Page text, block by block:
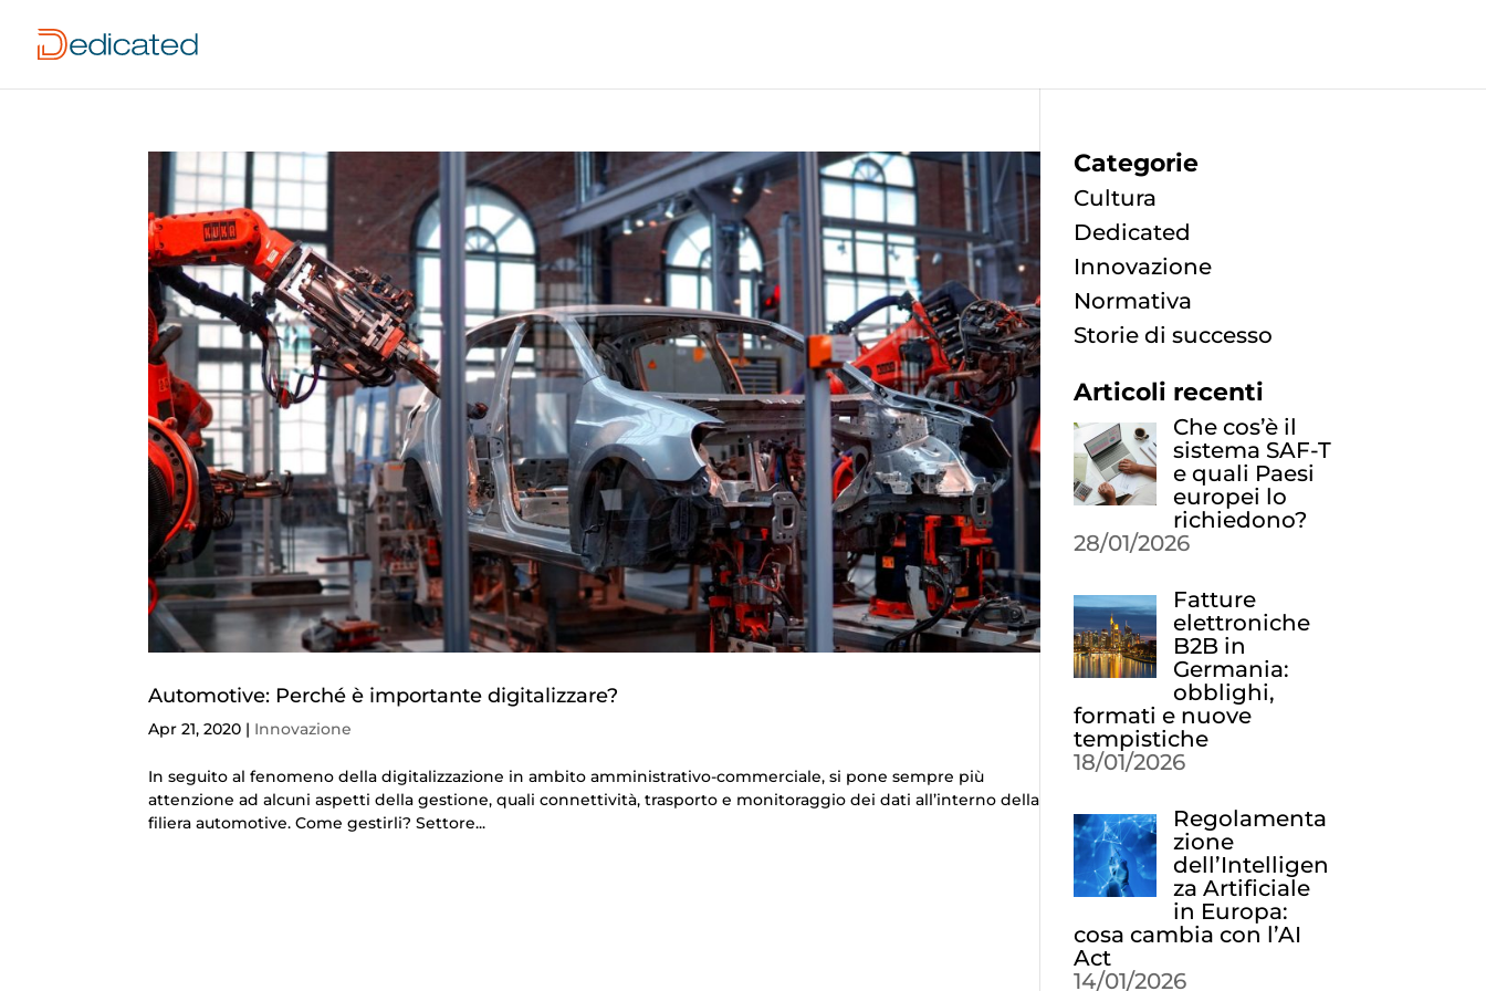
Automotive: Perché è importante digitalizzare?
Apr 21, 2020 | Innovazione
In seguito al fenomeno della digitalizzazione in ambito amministrativo-commerciale, si pone sempre più
attenzione ad alcuni aspetti della gestione, quali connettività, trasporto e monitoraggio dei dati all’interno della
filiera automotive. Come gestirli? Settore...
Categorie
Cultura
Dedicated
Innovazione
Normativa
Storie di successo
Articoli recenti
Che cos’è il
sistema SAF-T
e quali Paesi
europei lo
richiedono?
28/01/2026
Fatture
elettroniche
B2B in
Germania:
obblighi,
formati e nuove
tempistiche
18/01/2026
Regolamenta
zione
dell’Intelligen
za Artificiale
in Europa:
cosa cambia con l’AI
Act
14/01/2026